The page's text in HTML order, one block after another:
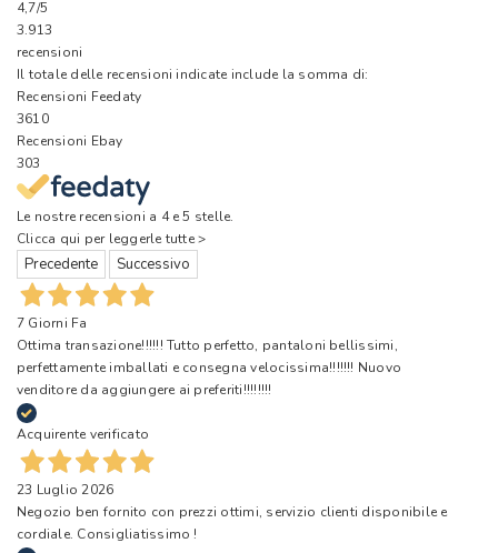
4,7/5
3.913
recensioni
Il totale delle recensioni indicate include la somma di:
Recensioni Feedaty
3610
Recensioni Ebay
303
Le nostre recensioni a 4 e 5 stelle.
Clicca qui per leggerle tutte >
Precedente Successivo
7 Giorni Fa
Ottima transazione!!!!!! Tutto perfetto, pantaloni bellissimi,
perfettamente imballati e consegna velocissima!!!!!!! Nuovo
venditore da aggiungere ai preferiti!!!!!!!!
Acquirente verificato
23 Luglio 2026
Negozio ben fornito con prezzi ottimi, servizio clienti disponibile e
cordiale. Consigliatissimo !